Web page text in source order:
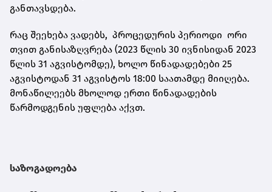
განთავსდება.
რაც შეეხება ვადებს, პროცედურის პერიოდი ორი
თვით განისაზღვრება (2023 წლის 30 ივნისიდან 2023
წლის 31 აგვისტომდე), ხოლო წინადადებები 25
აგვისტოდან 31 აგვისტოს 18:00 საათამდე მიიღება.
მონაწილეებს მხოლოდ ერთი წინადადების
წარმოდგენის უფლება აქვთ.
საზოგადოება